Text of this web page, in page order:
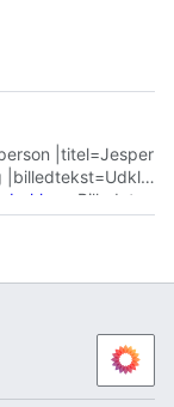
|titel=Jesper
|billedtekst=Udklip
. Billedet er
påAarhus